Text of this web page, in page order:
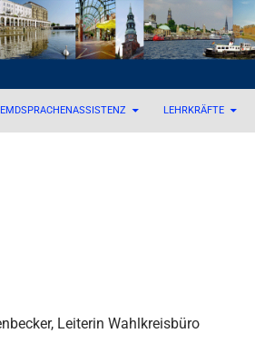
LEHRKRÄFTE
Leiterin Wahlkreisbüro